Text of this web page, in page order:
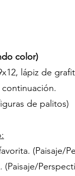
color)
lápiz de
de palitos)
(Paisaje/